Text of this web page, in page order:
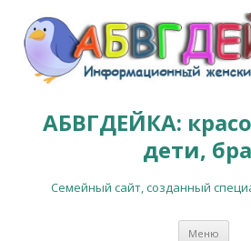
АБВГДЕЙКА:
дети,
Семейный сайт, созданный
Меню